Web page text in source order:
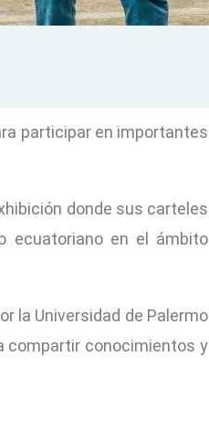
participar en importantes
donde sus carteles
ecuatoriano en el ámbito
la Universidad de Palermo
compartir conocimientos y